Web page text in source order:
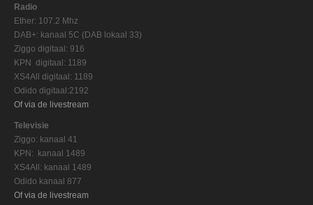
Radio
Ether: 107.2 Mhz
DAB+: kanaal 5C (DAB lokaal 33)
Ziggo digitaal: 916
KPN digitaal: 1189
XS4All digitaal: 1189
Odido digitaal:2192
Of via de livestream
Televisie
Ziggo: kanaal 41
KPN: kanaal 1489
XS4All: kanaal 1489
Odido kanaal 877
Of via de livestream